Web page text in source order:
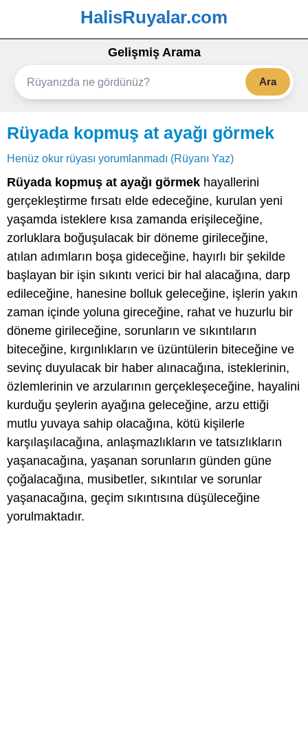
HalisRuyalar.com
Gelişmiş Arama
Ara
Rüyada kopmuş at ayağı görmek
Henüz okur rüyası yorumlanmadı (Rüyanı Yaz)
Rüyada kopmuş at ayağı görmek hayallerini
gerçekleştirme fırsatı elde edeceğine, kurulan yeni
yaşamda isteklere kısa zamanda erişileceğine,
zorluklara boğuşulacak bir döneme girileceğine,
atılan adımların boşa gideceğine, hayırlı bir şekilde
başlayan bir işin sıkıntı verici bir hal alacağına, darp
edileceğine, hanesine bolluk geleceğine, işlerin yakın
zaman içinde yoluna gireceğine, rahat ve huzurlu bir
döneme girileceğine, sorunların ve sıkıntıların
biteceğine, kırgınlıkların ve üzüntülerin biteceğine ve
sevinç duyulacak bir haber alınacağına, isteklerinin,
özlemlerinin ve arzularının gerçekleşeceğine, hayalini
kurduğu şeylerin ayağına geleceğine, arzu ettiği
mutlu yuvaya sahip olacağına, kötü kişilerle
karşılaşılacağına, anlaşmazlıkların ve tatsızlıkların
yaşanacağına, yaşanan sorunların günden güne
çoğalacağına, musibetler, sıkıntılar ve sorunlar
yaşanacağına, geçim sıkıntısına düşüleceğine
yorulmaktadır.